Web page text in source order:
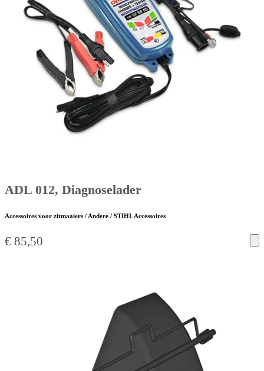
ADL 012, Diagnoselader
Accessoires voor zitmaaiers / Andere / STIHL Accessoires
€ 85,50